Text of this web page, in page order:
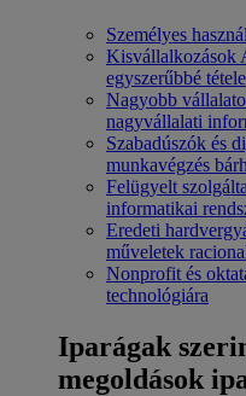
Személyes
Kisvállalkozások
egyszerűbbé tétele
Nagyobb
nagyvállalati
Szabadúszók és
munkavégzés
Felügyelt
informatikai
Eredeti
műveletek
Nonprofit és
technológiára
Iparágak
megoldások